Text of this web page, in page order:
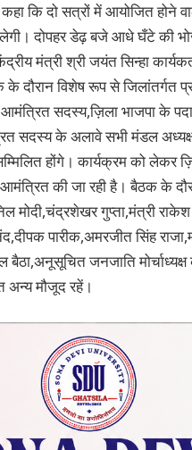
कि दो सत्रों में आयोजित होने
दोपहर डेढ़ बजे आधे घँटे की
मंत्री श्री जयंत सिन्हा
के दौरान विशेष रूप से जिलांतर्गत
सदस्य,ज़िला भाजपा के
सदस्य के अलावे सभी मंडल अध्यक्ष
होंगे। कार्यक्रम को लेकर
की जा रही है। बैठक के
मोदी,चंद्रशेखर गुप्ता,मंत्री राकेश
पारीक,अमरजीत सिंह
बैठा,अनूसूचित जनजाति
अन्य मौजूद रहें।